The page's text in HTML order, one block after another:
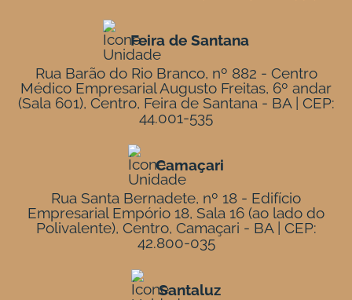
Feira de Santana
Rua Barão do Rio Branco, nº 882 - Centro
Médico Empresarial Augusto Freitas, 6º andar
(Sala 601), Centro, Feira de Santana - BA | CEP:
44.001-535
Camaçari
Rua Santa Bernadete, nº 18 - Edifício
Empresarial Empório 18, Sala 16 (ao lado do
Polivalente), Centro, Camaçari - BA | CEP:
42.800-035
Santaluz